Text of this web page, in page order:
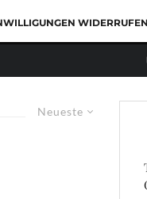
WIDERRUFEN
Neueste